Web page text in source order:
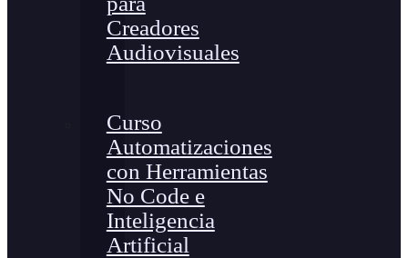
Creadores
Audiovisuales
Curso
Automatizaciones
con Herramientas
No Code e
Inteligencia
Artificial